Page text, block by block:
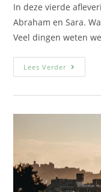
In deze vierde
Abraham en Sara.
Veel dingen weten
Lees Verder